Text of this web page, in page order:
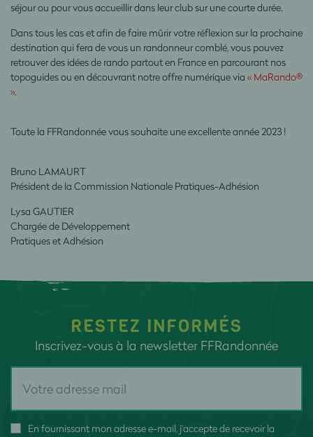
séjour ou pour vous accueillir dans leur club sur une courte durée.
Dans tous les cas et afin de faire mûrir votre réflexion sur la prochaine
destination qui fera de vous un randonneur comblé, vous pouvez
retrouver des idées de rando partout en France en parcourant nos
topoguides ou en découvrant notre offre numérique via « MaRando®
».
Toute la FFRandonnée vous souhaite une excellente année 2023 !
Bruno LAMAURT
Président de la Commission Nationale Pratiques-Adhésion
Lysa GAUTIER
Chargée de Développement
Pratiques et Adhésion
RESTEZ INFORMÉS
Inscrivez-vous à la newsletter FFRandonnée
En fournissant mon adresse e-mail, j'accepte de recevoir la